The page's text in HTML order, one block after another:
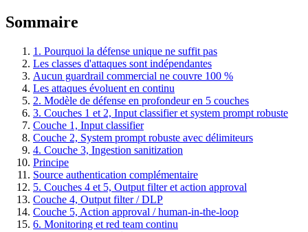
Sommaire
1. Pourquoi la défense unique ne suffit pas
Les classes d'attaques sont indépendantes
Aucun guardrail commercial ne couvre 100 %
Les attaques évoluent en continu
2. Modèle de défense en profondeur en 5 couches
3. Couches 1 et 2, Input classifier et system prompt robuste
Couche 1, Input classifier
Couche 2, System prompt robuste avec délimiteurs
4. Couche 3, Ingestion sanitization
Principe
Source authentication complémentaire
5. Couches 4 et 5, Output filter et action approval
Couche 4, Output filter / DLP
Couche 5, Action approval / human-in-the-loop
6. Monitoring et red team continu